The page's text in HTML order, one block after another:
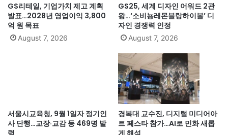
GS리테일, 기업가치 제고 계획
발표…2028년 영업이익 3,800
억 원 목표
August 7, 2026
GS25, 세계 디자인 어워드 2관
왕…‘소비뇽레몬블랑하이볼’ 디
자인 경쟁력 인정
August 7, 2026
서울시교육청, 9월 1일자 정기인
사 단행…교장·교감 등 469명 발
령
경복대 교수진, 디지털 미디어아
트 페스타 참가…AI로 민화 새롭
게 해석